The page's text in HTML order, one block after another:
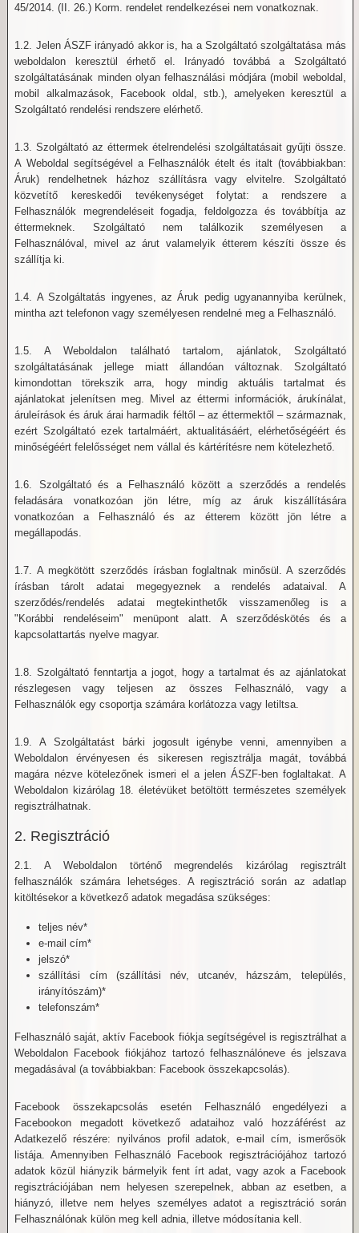
45/2014. (II. 26.) Korm. rendelet rendelkezései nem vonatkoznak.
1.2. Jelen ÁSZF irányadó akkor is, ha a Szolgáltató szolgáltatása más
weboldalon keresztül érhető el. Irányadó továbbá a Szolgáltató
szolgáltatásának minden olyan felhasználási módjára (mobil weboldal,
mobil alkalmazások, Facebook oldal, stb.), amelyeken keresztül a
Szolgáltató rendelési rendszere elérhető.
1.3. Szolgáltató az éttermek ételrendelési szolgáltatásait gyűjti össze.
A Weboldal segítségével a Felhasználók ételt és italt (továbbiakban:
Áruk) rendelhetnek házhoz szállításra vagy elvitelre. Szolgáltató
közvetítő kereskedői tevékenységet folytat: a rendszere a
Felhasználók megrendeléseit fogadja, feldolgozza és továbbítja az
éttermeknek. Szolgáltató nem találkozik személyesen a
Felhasználóval, mivel az árut valamelyik étterem készíti össze és
szállítja ki.
1.4. A Szolgáltatás ingyenes, az Áruk pedig ugyanannyiba kerülnek,
mintha azt telefonon vagy személyesen rendelné meg a Felhasználó.
1.5. A Weboldalon található tartalom, ajánlatok, Szolgáltató
szolgáltatásának jellege miatt állandóan változnak. Szolgáltató
kimondottan törekszik arra, hogy mindig aktuális tartalmat és
ajánlatokat jelenítsen meg. Mivel az éttermi információk, árukínálat,
áruleírások és áruk árai harmadik féltől – az éttermektől – származnak,
ezért Szolgáltató ezek tartalmáért, aktualitásáért, elérhetőségéért és
minőségéért felelősséget nem vállal és kártérítésre nem kötelezhető.
1.6. Szolgáltató és a Felhasználó között a szerződés a rendelés
feladására vonatkozóan jön létre, míg az áruk kiszállítására
vonatkozóan a Felhasználó és az étterem között jön létre a
megállapodás.
1.7. A megkötött szerződés írásban foglaltnak minősül. A szerződés
írásban tárolt adatai megegyeznek a rendelés adataival. A
szerződés/rendelés adatai megtekinthetők visszamenőleg is a
"Korábbi rendeléseim" menüpont alatt. A szerződéskötés és a
kapcsolattartás nyelve magyar.
1.8. Szolgáltató fenntartja a jogot, hogy a tartalmat és az ajánlatokat
részlegesen vagy teljesen az összes Felhasználó, vagy a
Felhasználók egy csoportja számára korlátozza vagy letiltsa.
1.9. A Szolgáltatást bárki jogosult igénybe venni, amennyiben a
Weboldalon érvényesen és sikeresen regisztrálja magát, továbbá
magára nézve kötelezőnek ismeri el a jelen ÁSZF-ben foglaltakat. A
Weboldalon kizárólag 18. életévüket betöltött természetes személyek
regisztrálhatnak.
2. Regisztráció
2.1. A Weboldalon történő megrendelés kizárólag regisztrált
felhasználók számára lehetséges. A regisztráció során az adatlap
kitöltésekor a következő adatok megadása szükséges:
teljes név*
e-mail cím*
jelszó*
szállítási cím (szállítási név, utcanév, házszám, település,
irányítószám)*
telefonszám*
Felhasználó saját, aktív Facebook fiókja segítségével is regisztrálhat a
Weboldalon Facebook fiókjához tartozó felhasználóneve és jelszava
megadásával (a továbbiakban: Facebook összekapcsolás).
Facebook összekapcsolás esetén Felhasználó engedélyezi a
Facebookon megadott következő adataihoz való hozzáférést az
Adatkezelő részére: nyilvános profil adatok, e-mail cím, ismerősök
listája. Amennyiben Felhasználó Facebook regisztrációjához tartozó
adatok közül hiányzik bármelyik fent írt adat, vagy azok a Facebook
regisztrációjában nem helyesen szerepelnek, abban az esetben, a
hiányzó, illetve nem helyes személyes adatot a regisztráció során
Felhasználónak külön meg kell adnia, illetve módosítania kell.